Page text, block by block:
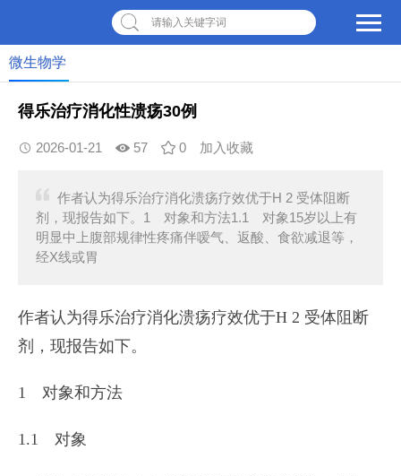
请输入关键字词
微生物学
得乐治疗消化性溃疡30例
2026-01-21 57 0 加入收藏
作者认为得乐治疗消化溃疡疗效优于H 2 受体阻断
剂，现报告如下。1 对象和方法1.1 对象15岁以上有
明显中上腹部规律性疼痛伴嗳气、返酸、食欲减退等，
经X线或胃
作者认为得乐治疗消化溃疡疗效优于H 2 受体阻断
剂，现报告如下。
1 对象和方法
1.1 对象